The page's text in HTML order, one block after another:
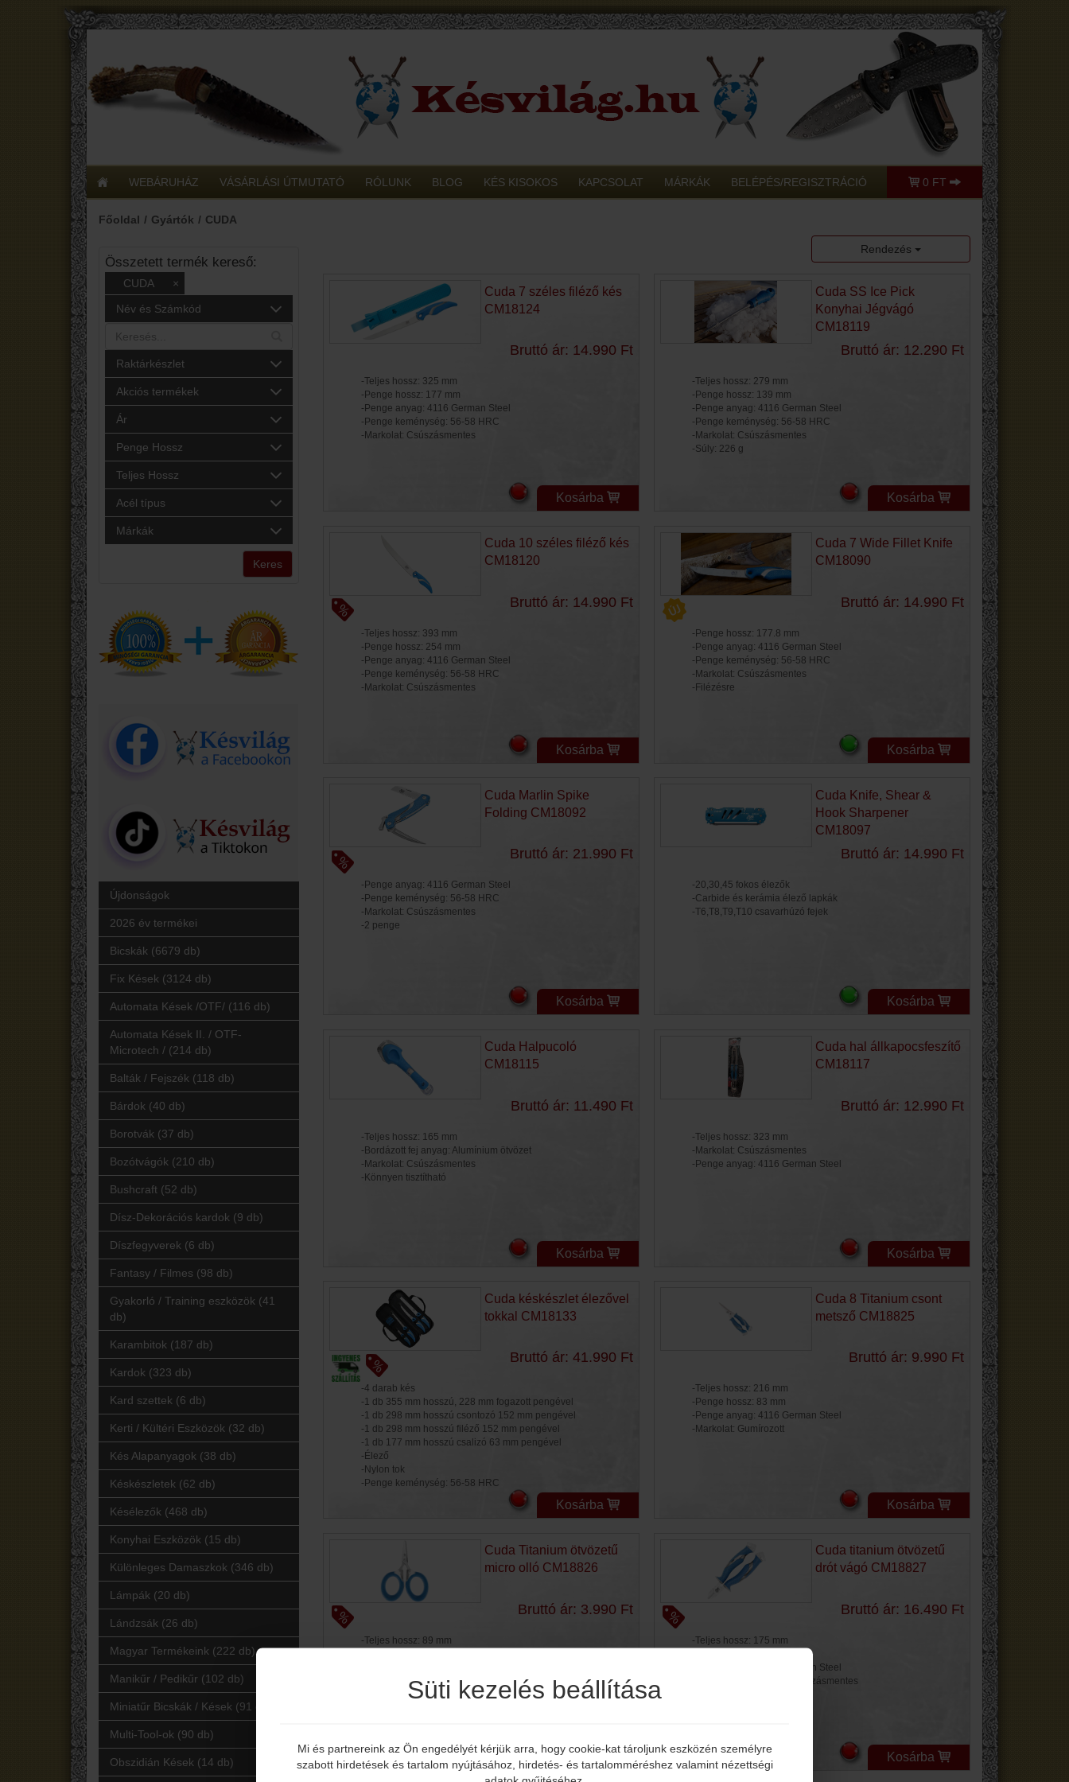
WEBÁRUHÁZ VÁSÁRLÁSI ÚTMUTATÓ RÓLUNK BLOG KÉS KISOKOS KAPCSOLAT MÁRKÁK BELÉPÉS/REGISZTRÁCIÓ 0 FT
Főoldal Gyártók CUDA
Összetett termék kereső:
CUDA
×
Név és Számkód
Raktárkészlet
Akciós termékek
Ár
Penge Hossz
Teljes Hossz
Acél típus
Márkák
Keres
Újdonságok
2026 év termékei
Bicskák (6679 db)
Fix Kések (3124 db)
Automata Kések /OTF/ (116 db)
Automata Kések II. / OTF-
Microtech / (214 db)
Balták / Fejszék (118 db)
Bárdok (40 db)
Borotvák (37 db)
Bozótvágók (210 db)
Bushcraft (52 db)
Dísz-Dekorációs kardok (9 db)
Díszfegyverek (6 db)
Fantasy / Filmes (98 db)
Gyakorló / Training eszközök (41
db)
Karambitok (187 db)
Kardok (323 db)
Kard szettek (6 db)
Kerti / Kültéri Eszközök (32 db)
Kés Alapanyagok (38 db)
Késkészletek (62 db)
Késélezők (468 db)
Konyhai Eszközök (15 db)
Különleges Damaszkok (346 db)
Lámpák (20 db)
Lándzsák (26 db)
Magyar Termékeink (222 db)
Manikűr / Pedikűr (102 db)
Miniatűr Bicskák / Kések (91 db)
Multi-Tool-ok (90 db)
Obszidián Kések (14 db)
Rendezés
Cuda 7 széles filéző kés
CM18124
Bruttó ár: 14.990 Ft
-Teljes hossz: 325 mm
-Penge hossz: 177 mm
-Penge anyag: 4116 German Steel
-Penge keménység: 56-58 HRC
-Markolat: Csúszásmentes
Kosárba
Cuda SS Ice Pick
Konyhai Jégvágó
CM18119
Bruttó ár: 12.290 Ft
-Teljes hossz: 279 mm
-Penge hossz: 139 mm
-Penge anyag: 4116 German Steel
-Penge keménység: 56-58 HRC
-Markolat: Csúszásmentes
-Súly: 226 g
Kosárba
Cuda 10 széles filéző kés
CM18120
Bruttó ár: 14.990 Ft
-Teljes hossz: 393 mm
-Penge hossz: 254 mm
-Penge anyag: 4116 German Steel
-Penge keménység: 56-58 HRC
-Markolat: Csúszásmentes
Kosárba
Cuda 7 Wide Fillet Knife
CM18090
Bruttó ár: 14.990 Ft
-Penge hossz: 177.8 mm
-Penge anyag: 4116 German Steel
-Penge keménység: 56-58 HRC
-Markolat: Csúszásmentes
-Filézésre
Kosárba
Cuda Marlin Spike
Folding CM18092
Bruttó ár: 21.990 Ft
-Penge anyag: 4116 German Steel
-Penge keménység: 56-58 HRC
-Markolat: Csúszásmentes
-2 penge
Kosárba
Cuda Knife, Shear &
Hook Sharpener
CM18097
Bruttó ár: 14.990 Ft
-20,30,45 fokos élezők
-Carbide és kerámia élező lapkák
-T6,T8,T9,T10 csavarhúzó fejek
Kosárba
Cuda Halpucoló
CM18115
Bruttó ár: 11.490 Ft
-Teljes hossz: 165 mm
-Bordázott fej anyag: Alumínium ötvözet
-Markolat: Csúszásmentes
-Könnyen tisztítható
Kosárba
Cuda hal állkapocsfeszítő
CM18117
Bruttó ár: 12.990 Ft
-Teljes hossz: 323 mm
-Markolat: Csúszásmentes
-Penge anyag: 4116 German Steel
Kosárba
Cuda késkészlet élezővel
tokkal CM18133
Bruttó ár: 41.990 Ft
-4 darab kés
-1 db 355 mm hosszú, 228 mm fogazott pengével
-1 db 298 mm hosszú csontozó 152 mm pengével
-1 db 298 mm hosszú filéző 152 mm pengével
-1 db 177 mm hosszú csalizó 63 mm pengével
-Élező
-Nylon tok
-Penge keménység: 56-58 HRC
Kosárba
Cuda 8 Titanium csont
metsző CM18825
Bruttó ár: 9.990 Ft
-Teljes hossz: 216 mm
-Penge hossz: 83 mm
-Penge anyag: 4116 German Steel
-Markolat: Gumírozott
Kosárba
Cuda Titanium ötvözetű
micro olló CM18826
Bruttó ár: 3.990 Ft
-Teljes hossz: 89 mm
-Markolat: Csúszásmentes
Kosárba
Cuda titanium ötvözetű
drót vágó CM18827
Bruttó ár: 16.490 Ft
-Teljes hossz: 175 mm
-Penge anyag: 4116 German Steel
-Markolat: Gumírozott, Csúszásmentes
Kosárba
Elmúltál már 18 éves?
Süti kezelés beállítása
Mi és partnereink az Ön engedélyét kérjük arra, hogy cookie-kat tároljunk eszközén személyre
szabott hirdetések és tartalom nyújtásához, hirdetés- és tartalomméréshez valamint nézettségi